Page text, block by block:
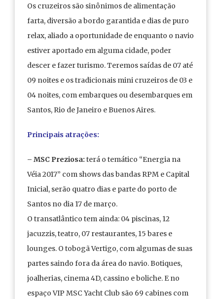
Os cruzeiros são sinônimos de alimentação
farta, diversão a bordo garantida e dias de puro
relax, aliado a oportunidade de enquanto o navio
estiver aportado em alguma cidade, poder
descer e fazer turismo. Teremos saídas de 07 até
09 noites e os tradicionais mini cruzeiros de 03 e
04 noites, com embarques ou desembarques em
Santos, Rio de Janeiro e Buenos Aires.
Principais atrações:
– MSC Preziosa: terá o temático “Energia na
Véia 2017” com shows das bandas RPM e Capital
Inicial, serão quatro dias e parte do porto de
Santos no dia 17 de março.
O transatlântico tem ainda: 04 piscinas, 12
jacuzzis, teatro, 07 restaurantes, 15 bares e
lounges. O tobogã Vertigo, com algumas de suas
partes saindo fora da área do navio. Botiques,
joalherias, cinema 4D, cassino e boliche. E no
espaço VIP MSC Yacht Club são 69 cabines com